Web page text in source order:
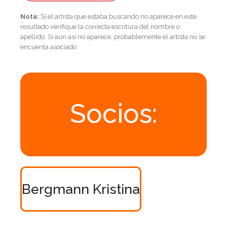
Nota: Si el artista que estaba buscando no aparece en este
resultado verifique la correcta escritura del nombre o
apellido. Si aún asi no aparece, probablemente el artista no se
encuenta asociado
Socios:
Bergmann Kristina